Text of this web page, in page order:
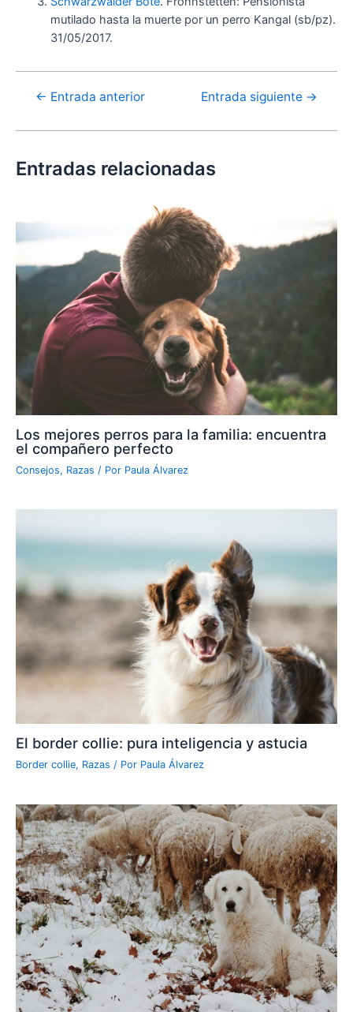
mutilado hasta la muerte por un perro Kangal (sb/pz).
31/05/2017.
Navegación
entradas
← Entrada anterior Entrada siguiente →
Entradas relacionadas
Los mejores perros para la familia: encuentra
el compañero perfecto
Consejos, Razas / Por Paula Álvarez
El border collie: pura inteligencia y astucia
Border collie, Razas / Por Paula Álvarez